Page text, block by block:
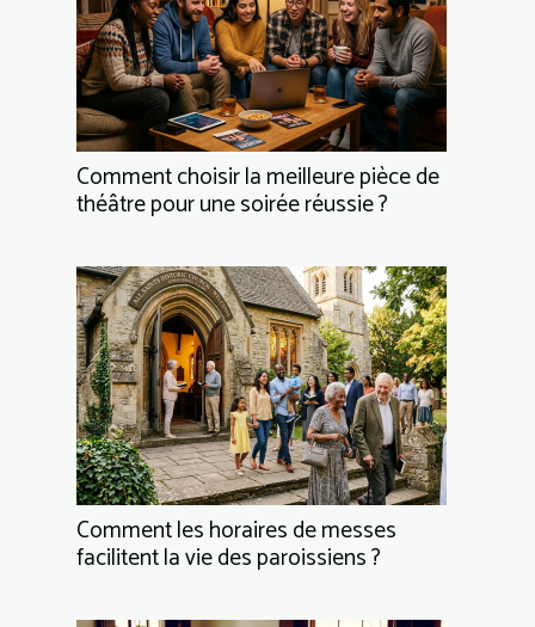
Comment choisir la meilleure pièce de
théâtre pour une soirée réussie ?
Comment les horaires de messes
facilitent la vie des paroissiens ?